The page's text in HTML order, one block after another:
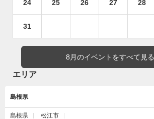
24 25 26 27 28
31
8月のイベントをすべて見る
エリア
島根県
島根県 松江市